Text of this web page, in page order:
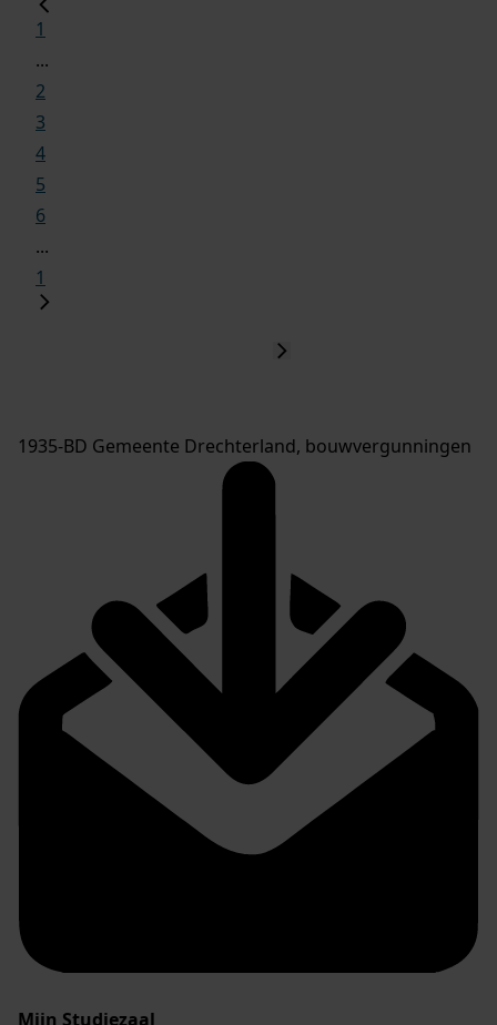
1
...
2
3
4
5
6
...
1
1935-BD Gemeente Drechterland, bouwvergunningen
Mijn Studiezaal